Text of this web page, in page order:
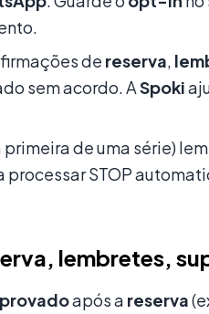
de reserva
sem acordo. ASpoki
primeira de uma série)
processar STOP
lembretes,
após a reserva